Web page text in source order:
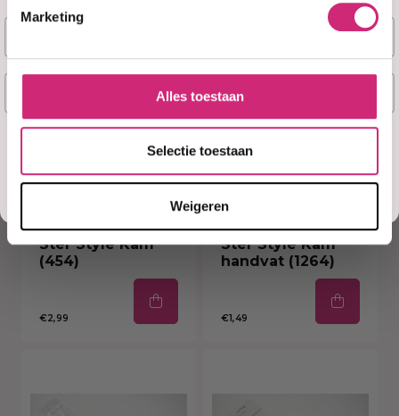
Marketing
Alles toestaan
Selectie toestaan
Weigeren
Op voorraad
Ster Style Kam
(454)
€2,99
Op voorraad
Ster Style Kam
handvat (1264)
€1,49
Naam
E-mail
Ja, stuur mij mijn 5% korting!
Misschien later